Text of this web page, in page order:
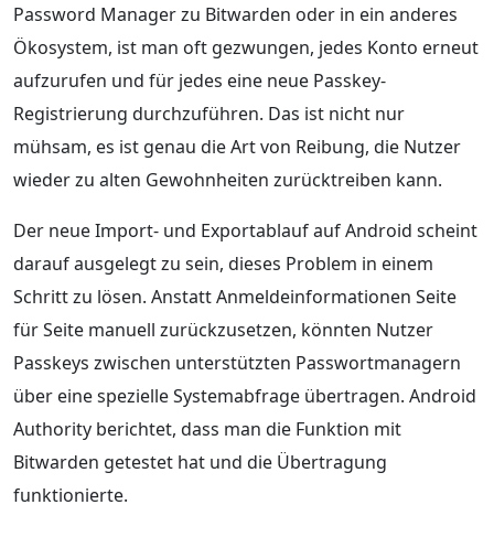
Password Manager zu Bitwarden oder in ein anderes
Ökosystem, ist man oft gezwungen, jedes Konto erneut
aufzurufen und für jedes eine neue Passkey-
Registrierung durchzuführen. Das ist nicht nur
mühsam, es ist genau die Art von Reibung, die Nutzer
wieder zu alten Gewohnheiten zurücktreiben kann.
Der neue Import- und Exportablauf auf Android scheint
darauf ausgelegt zu sein, dieses Problem in einem
Schritt zu lösen. Anstatt Anmeldeinformationen Seite
für Seite manuell zurückzusetzen, könnten Nutzer
Passkeys zwischen unterstützten Passwortmanagern
über eine spezielle Systemabfrage übertragen. Android
Authority berichtet, dass man die Funktion mit
Bitwarden getestet hat und die Übertragung
funktionierte.